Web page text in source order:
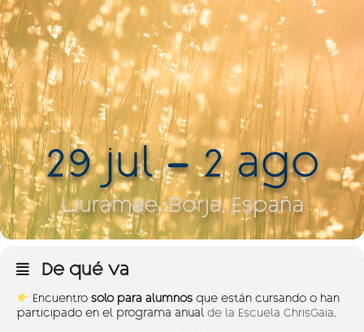
De qué va
Encuentro solo para alumnosque están cursando o han
participado en el programa anual de la Escuela ChrisGaia.